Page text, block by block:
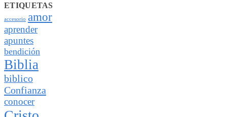
ETIQUETAS
accesorio amor
aprender
apuntes
bendición
Biblia
biblico
Confianza
conocer